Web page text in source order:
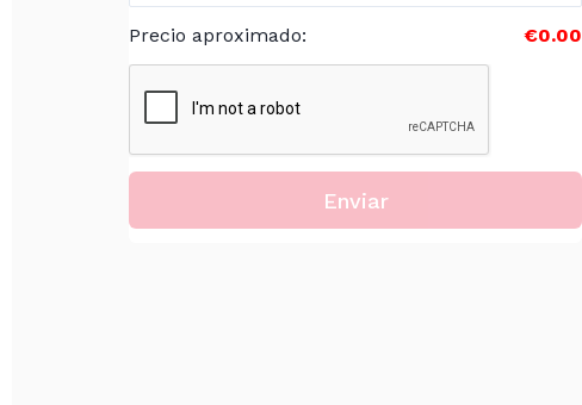
Precio aproximado: €0.00
Enviar